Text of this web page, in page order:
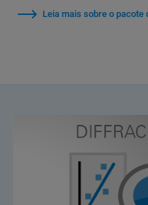
Leia mais sobre o pacote